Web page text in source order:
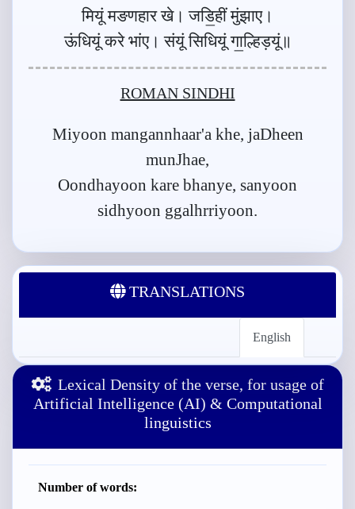
Lexical Density of the verse, for usage of
Artificial Intelligence (AI) & Computational
linguistics
Number of words:
मियूं मङणहार खे। जडि॒हीं मुंझाए।
ऊंधियूं करे भांए। संयूं सिधियूं गा॒ल्हिड़यूं॥
ROMAN SINDHI
Miyoon mangannhaar'a khe, jaDheen
munJhae,
Oondhayoon kare bhanye, sanyoon
sidhyoon ggalhrriyoon.
TRANSLATIONS
English